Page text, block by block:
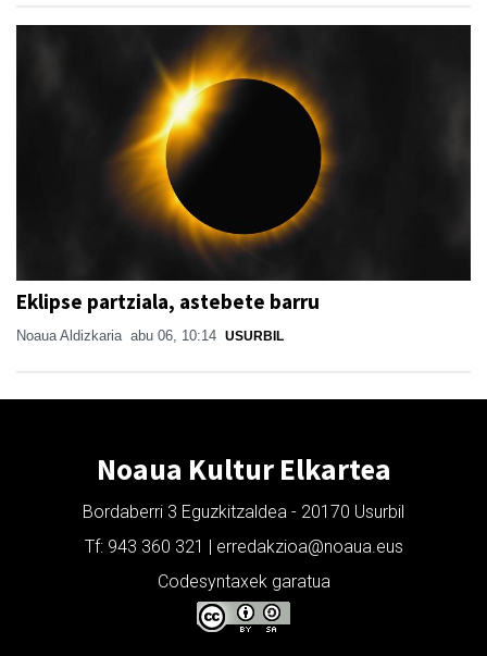
Eklipse partziala, astebete barru
Noaua Aldizkaria abu 06, 10:14 USURBIL
Noaua Kultur Elkartea
Bordaberri 3 Eguzkitzaldea - 20170 Usurbil
Tf: 943 360 321 | erredakzioa@noaua.eus
Codesyntaxek garatua